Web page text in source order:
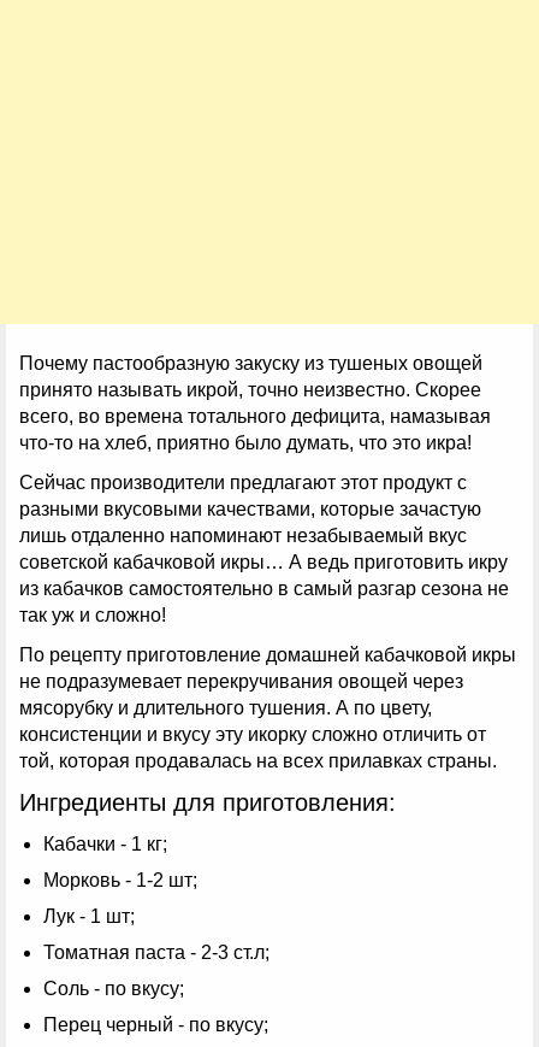
Почему пастообразную закуску из тушеных овощей
принято называть икрой, точно неизвестно. Скорее
всего, во времена тотального дефицита, намазывая
что-то на хлеб, приятно было думать, что это икра!
Сейчас производители предлагают этот продукт с
разными вкусовыми качествами, которые зачастую
лишь отдаленно напоминают незабываемый вкус
советской кабачковой икры… А ведь приготовить икру
из кабачков самостоятельно в самый разгар сезона не
так уж и сложно!
По рецепту приготовление домашней кабачковой икры
не подразумевает перекручивания овощей через
мясорубку и длительного тушения. А по цвету,
консистенции и вкусу эту икорку сложно отличить от
той, которая продавалась на всех прилавках страны.
Ингредиенты для приготовления:
Кабачки - 1 кг;
Морковь - 1-2 шт;
Лук - 1 шт;
Томатная паста - 2-3 ст.л;
Соль - по вкусу;
Перец черный - по вкусу;